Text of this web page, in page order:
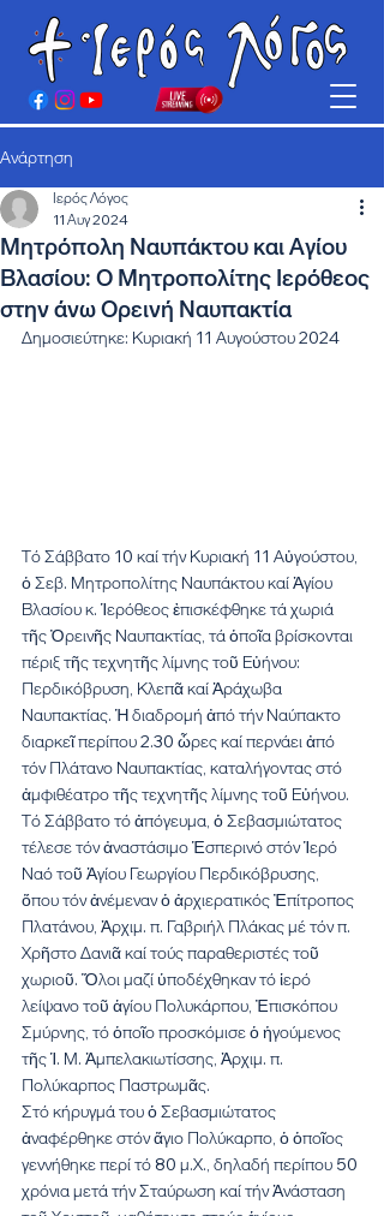
Ανάρτηση
Μητρόπολη Ναυπάκτου και Αγίου
Βλασίου: Ο Μητροπολίτης Ιερόθεος
στην άνω Ορεινή Ναυπακτία
Ιερός Λόγος
11 Αυγ 2024
Δημοσιεύτηκε: Κυριακή 11 Αυγούστου 2024
Τό Σάββατο 10 καί τήν Κυριακή 11 Αὐγούστου,
ὁ Σεβ. Μητροπολίτης Ναυπάκτου καί Ἁγίου
Βλασίου κ. Ἱερόθεος ἐπισκέφθηκε τά χωριά
τῆς Ὀρεινῆς Ναυπακτίας, τά ὁποῖα βρίσκονται
πέριξ τῆς τεχνητῆς λίμνης τοῦ Εὐήνου:
Περδικόβρυση, Κλεπᾶ καί Ἀράχωβα
Ναυπακτίας. Ἡ διαδρομή ἀπό τήν Ναύπακτο
διαρκεῖ περίπου 2.30 ὧρες καί περνάει ἀπό
τόν Πλάτανο Ναυπακτίας, καταλήγοντας στό
ἀμφιθέατρο τῆς τεχνητῆς λίμνης τοῦ Εὐήνου.
Τό Σάββατο τό ἀπόγευμα, ὁ Σεβασμιώτατος
τέλεσε τόν ἀναστάσιμο Ἑσπερινό στόν Ἱερό
Ναό τοῦ Ἁγίου Γεωργίου Περδικόβρυσης,
ὅπου τόν ἀνέμεναν ὁ ἀρχιερατικός Ἐπίτροπος
Πλατάνου, Ἀρχιμ. π. Γαβριήλ Πλάκας μέ τόν π.
Χρῆστο Δανιᾶ καί τούς παραθεριστές τοῦ
χωριοῦ. Ὅλοι μαζί ὑποδέχθηκαν τό ἱερό
λείψανο τοῦ ἁγίου Πολυκάρπου, Ἐπισκόπου
Σμύρνης, τό ὁποῖο προσκόμισε ὁ ἡγούμενος
τῆς Ἱ. Μ. Ἀμπελακιωτίσσης, Ἀρχιμ. π.
Πολύκαρπος Παστρωμᾶς.
Στό κήρυγμά του ὁ Σεβασμιώτατος
ἀναφέρθηκε στόν ἅγιο Πολύκαρπο, ὁ ὁποῖος
γεννήθηκε περί τό 80 μ.Χ., δηλαδή περίπου 50
χρόνια μετά τήν Σταύρωση καί τήν Ἀνάσταση